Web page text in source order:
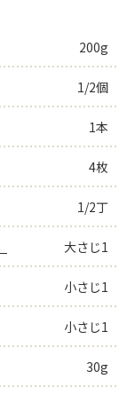
200g
1/2個
1本
4枚
1/2丁
大さじ1
小さじ1
小さじ1
30g